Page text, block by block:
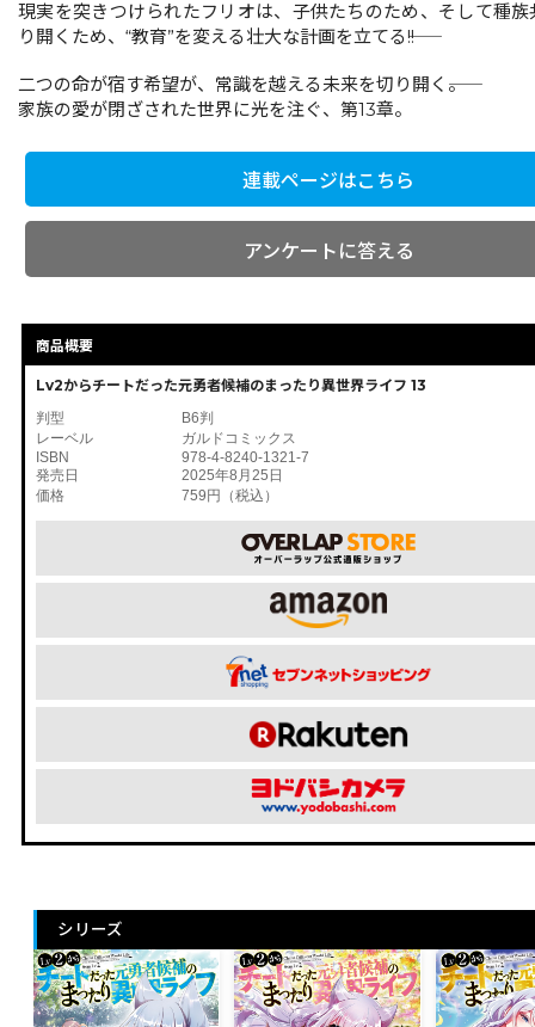
現実を突きつけられたフリオは、子供たちのため、そして種
り開くため、“教育”を変える壮大な計画を立てる――!!
二つの命が宿す希望が、常識を越える未来を切り開く――。
家族の愛が閉ざされた世界に光を注ぐ、第13章。
連載ページはこちら
アンケートに答える
商品概要
Lv2からチートだった元勇者候補のまったり異世界ライフ 13
判型
B6判
レーベル
ガルドコミックス
ISBN
978-4-8240-1321-7
発売日
2025年8月25日
価格
759円（税込）
シリーズ